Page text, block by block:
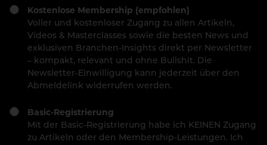
Kostenlose Membership (empfohlen)
Voller und kostenloser Zugang zu allen Artikeln,
Videos & Masterclasses sowie die besten News und
exklusiven Branchen-Insights direkt per Newsletter
– kompakt, relevant und ohne Bullshit. Die
Newsletter-Einwilligung kann jederzeit über den
Abmeldelink widerrufen werden.
Basic-Registrierung
Mit der Basic-Registrierung habe ich KEINEN Zugang
zu Artikeln oder den Membership-Leistungen. Ich